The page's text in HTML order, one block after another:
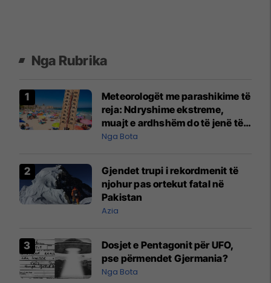
Nga Rubrika
Meteorologët me parashikime të
reja: Ndryshime ekstreme,
muajt e ardhshëm do të jenë të
pazakontë
Nga Bota
Gjendet trupi i rekordmenit të
njohur pas ortekut fatal në
Pakistan
Azia
Dosjet e Pentagonit për UFO,
pse përmendet Gjermania?
Nga Bota